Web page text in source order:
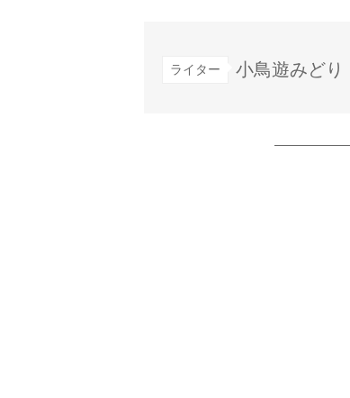
ライター 小鳥遊みどり